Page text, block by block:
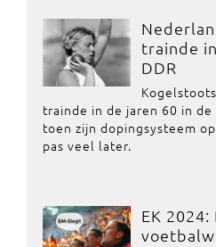
trainde
DDR
trainde in de jaren 60 in
toen zijn dopingsysteem
pas veel later.
EK